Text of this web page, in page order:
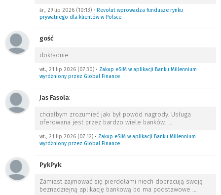
śr., 29 lip 2026 (10:13) • Revolut wprowadza fundusze rynku
prywatnego dla klientów w Polsce
gość:
dokładnie …
wt., 21 lip 2026 (07:30) • Zakup eSIM w aplikacji Banku Millennium
wyróżniony przez Global Finance
Jas Fasola:
chciałbym zrozumieć jaki był powód nagrody. Usługa
oferowana jest przez bardzo wiele banków. …
wt., 21 lip 2026 (07:12) • Zakup eSIM w aplikacji Banku Millennium
wyróżniony przez Global Finance
PykPyk:
Zamiast zajmować się pierdołami niech dopracują swoją
beznadziejną aplikację bankową bo ma podstawowe …